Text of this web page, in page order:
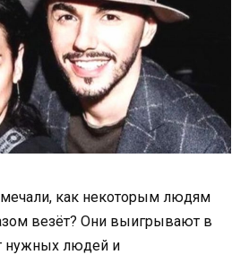
как некоторым людям
везёт? Они выигрывают в
нужных людей и